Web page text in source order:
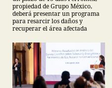
propiedad de Grupo México,
deberá presentar un programa
para resarcir los daños y
recuperar el área afectada